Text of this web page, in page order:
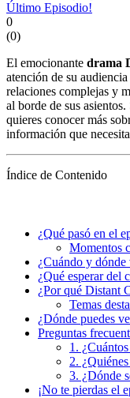
0
(0)
El emocionante drama
atención de su
relaciones complejas y
al borde de sus
quieres conocer más
información que
Índice de Contenido
¿Qué pasó en el
Momentos
¿Cuándo y
¿Qué esperar del
¿Por qué Distant
Temas
¿Dónde puedes
Preguntas
1.
2.
3. ¿Dónde
¡No te pierdas el